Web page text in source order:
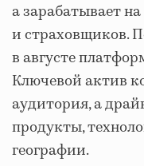
а зарабатывает
и страховщиков.
в августе
Ключевой актив
аудитория, а
продукты,
географии.